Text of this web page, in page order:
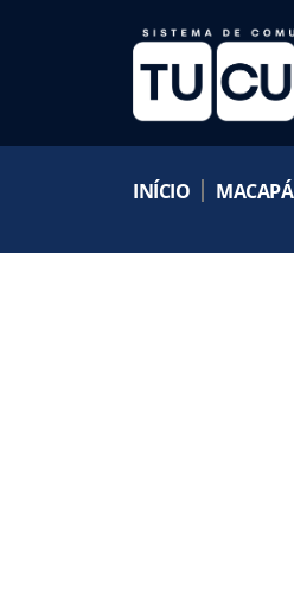
INÍCIO MACAPÁ